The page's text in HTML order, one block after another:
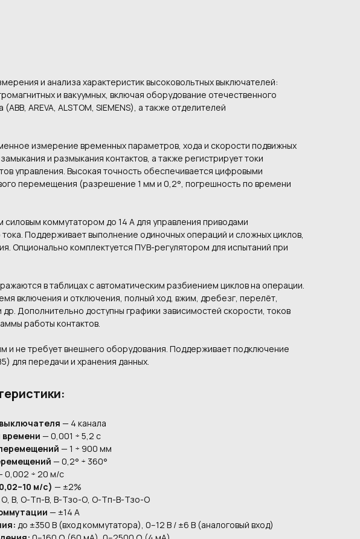
и анализа характеристик высоковольтных выключателей:
и вакуумных, включая оборудование отечественного
AREVA, ALSTOM, SIEMENS), а также отделителей
измерение временных параметров, хода и скорости подвижных
и размыкания контактов, а также регистрирует токи
управления. Высокая точность обеспечивается цифровыми
перемещения (разрешение 1 мм и 0,2°, погрешность по времени
коммутатором до 14 А для управления приводами
Поддерживает выполнение одиночных операций и сложных циклов,
Опционально комплектуется ПУВ-регулятором для испытаний при
в таблицах с автоматическим разбиением циклов на операции.
включения и отключения, полный ход, вжим, дребезг, перелёт,
др. Дополнительно доступны графики зависимостей скорости, токов
работы контактов.
и не требует внешнего оборудования. Поддерживает подключение
для передачи и хранения данных.
— 4 канала
— 0,001 ÷ 5,2 с
— 1 ÷ 900 мм
— 0,2° ÷ 360°
0,002 ÷ 20 м/с
м/с) — ±2%
О, В, О-Тп-В, В-Тзо-О, О-Тп-В-Тзо-О
— ±14 А
до ±350 В (вход коммутатора), 0–12 В / ±6 В (аналоговый вход)